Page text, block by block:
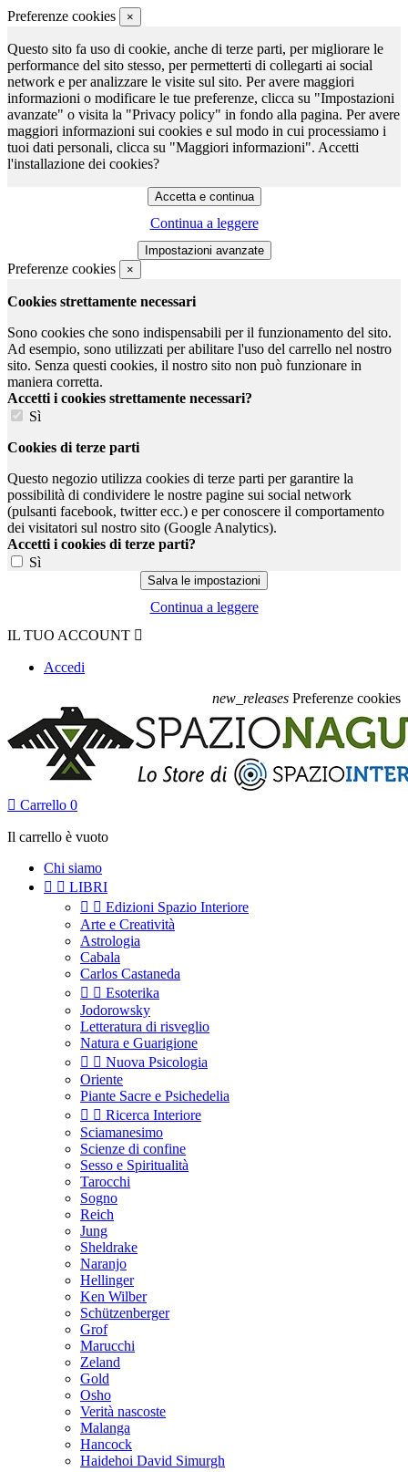
Preferenze cookies ×
Questo sito fa uso di cookie, anche di terze parti, per migliorare le
performance del sito stesso, per permetterti di collegarti ai social
network e per analizzare le visite sul sito. Per avere maggiori
informazioni o modificare le tue preferenze, clicca su "Impostazioni
avanzate" o visita la "Privacy policy" in fondo alla pagina. Per avere
maggiori informazioni sui cookies e sul modo in cui processiamo i
tuoi dati personali, clicca su "Maggiori informazioni". Accetti
l'installazione dei cookies?
Continua a leggere
Preferenze cookies ×
Cookies strettamente necessari
Sono cookies che sono indispensabili per il funzionamento del sito.
Ad esempio, sono utilizzati per abilitare l'uso del carrello nel nostro
sito. Senza questi cookies, il nostro sito non può funzionare in
maniera corretta.
Accetti i cookies strettamente necessari?
Sì
Cookies di terze parti
Questo negozio utilizza cookies di terze parti per garantire la
possibilità di condividere le nostre pagine sui social network
(pulsanti facebook, twitter ecc.) e per conoscere il comportamento
dei visitatori sul nostro sito (Google Analytics).
Accetti i cookies di terze parti?
Sì
Continua a leggere
IL TUO ACCOUNT 
Accedi
new_releases Preferenze cookies
 Carrello 0
Il carrello è vuoto
Chi siamo
  LIBRI
  Edizioni Spazio Interiore
Arte e Creatività
Astrologia
Cabala
Carlos Castaneda
  Esoterika
Jodorowsky
Letteratura di risveglio
Natura e Guarigione
  Nuova Psicologia
Oriente
Piante Sacre e Psichedelia
  Ricerca Interiore
Sciamanesimo
Scienze di confine
Sesso e Spiritualità
Tarocchi
Sogno
Reich
Jung
Sheldrake
Naranjo
Hellinger
Ken Wilber
Schützenberger
Grof
Marucchi
Zeland
Gold
Osho
Verità nascoste
Malanga
Hancock
Haidehoi David Simurgh